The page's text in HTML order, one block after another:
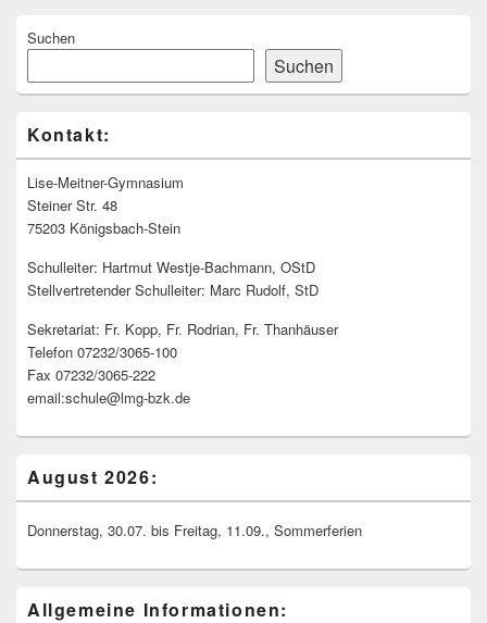
Seitenleisten
Bereich
Suchen
Suchen
Kontakt:
Lise-Meitner-Gymnasium
Steiner Str. 48
75203 Königsbach-Stein
Schulleiter: Hartmut Westje-Bachmann, OStD
Stellvertretender Schulleiter: Marc Rudolf, StD
Sekretariat: Fr. Kopp, Fr. Rodrian, Fr. Thanhäuser
Telefon 07232/3065-100
Fax 07232/3065-222
email:schule@lmg-bzk.de
August 2026:
Donnerstag, 30.07. bis Freitag, 11.09., Sommerferien
Allgemeine Informationen: